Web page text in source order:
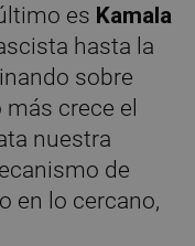
es Kamala
hasta la
sobre
crece el
nuestra
de
en lo cercano,